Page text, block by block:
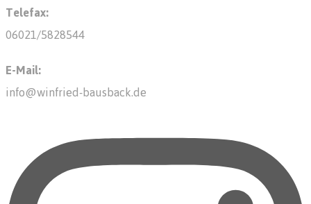
Telefax:
06021/5828544
E-Mail:
info@winfried-bausback.de